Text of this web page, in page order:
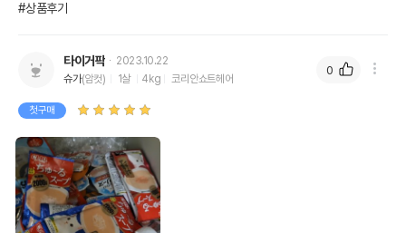
#상품후기
타이거팍
2023.10.22
슈가(암컷) 1살 4kg 코리안쇼트헤어
첫구매
0